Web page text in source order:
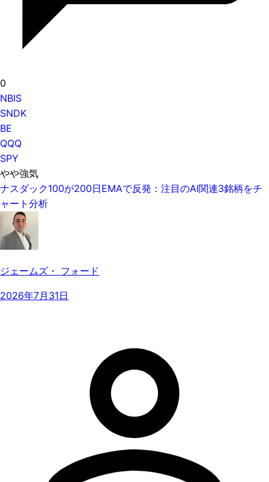
0
NBIS
SNDK
BE
QQQ
SPY
やや強気
ナスダック100が200日EMAで反発：注目のAI関連3銘柄をチ
ャート分析
ジェームズ・ フォード
2026年7月31日